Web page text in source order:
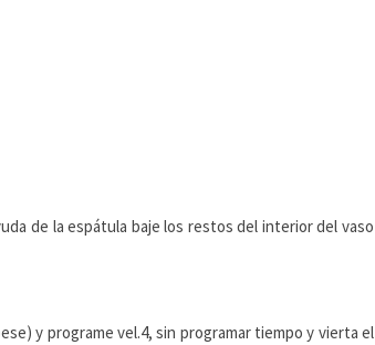
de la espátula baje los restos del interior del vaso
y programe vel.4, sin programar tiempo y vierta el